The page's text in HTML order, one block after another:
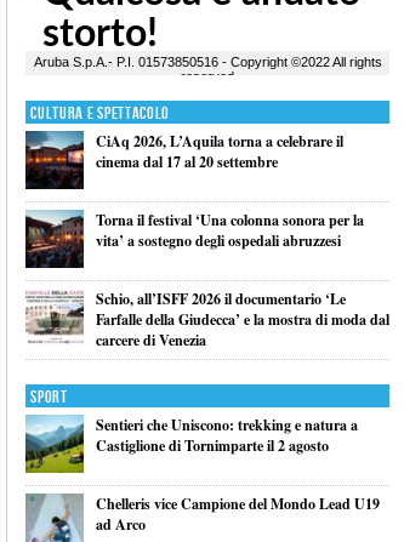
Cultura e Spettacolo
CiAq 2026, L’Aquila torna a celebrare il
cinema dal 17 al 20 settembre
Torna il festival ‘Una colonna sonora per la
vita’ a sostegno degli ospedali abruzzesi
Schio, all’ISFF 2026 il documentario ‘Le
Farfalle della Giudecca’ e la mostra di moda dal
carcere di Venezia
Sport
Sentieri che Uniscono: trekking e natura a
Castiglione di Tornimparte il 2 agosto
Chelleris vice Campione del Mondo Lead U19
ad Arco